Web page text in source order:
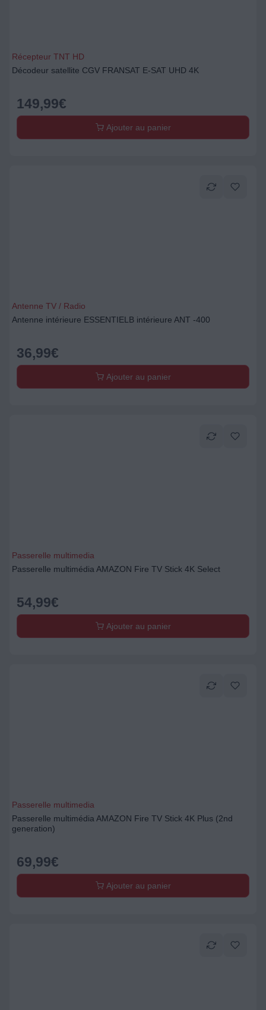
Récepteur TNT HD
Décodeur satellite CGV FRANSAT E-SAT UHD 4K
149,99€
Ajouter au panier
Antenne TV / Radio
Antenne intérieure ESSENTIELB intérieure ANT -400
36,99€
Ajouter au panier
Passerelle multimedia
Passerelle multimédia AMAZON Fire TV Stick 4K Select
54,99€
Ajouter au panier
Passerelle multimedia
Passerelle multimédia AMAZON Fire TV Stick 4K Plus (2nd
generation)
69,99€
Ajouter au panier